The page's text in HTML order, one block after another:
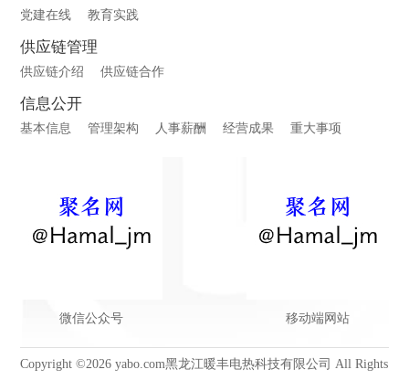
党建在线 教育实践
供应链管理
供应链介绍 供应链合作
信息公开
基本信息 管理架构 人事薪酬 经营成果 重大事项
微信公众号 移动端网站
Copyright ©2026 yabo.com黑龙江暖丰电热科技有限公司 All Rights